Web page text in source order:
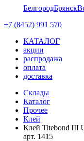
БелгородБрянск
+7 (8452) 991 570
КАТАЛОГ
акции
распродажа
оплата
доставка
Склады
Каталог
Прочее
Клей
Клей Titebond III
арт. 1415